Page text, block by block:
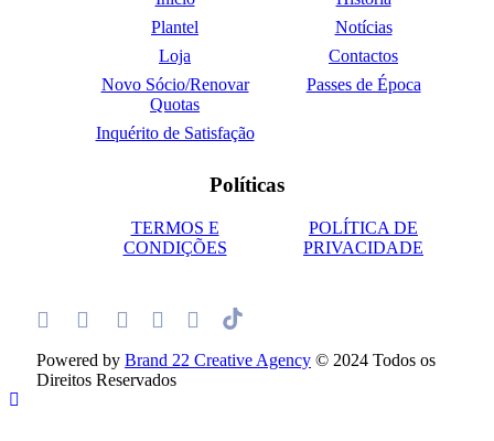
Plantel
Notícias
Loja
Contactos
Novo Sócio/Renovar
Quotas
Passes de Época
Inquérito de Satisfação
Políticas
TERMOS E
CONDIÇÕES
POLÍTICA DE
PRIVACIDADE
Powered by Brand 22 Creative Agency © 2024 Todos os
Direitos Reservados